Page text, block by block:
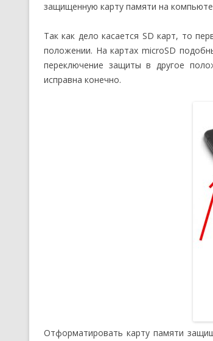
защищенную карту памяти на
Так как дело касается SD карт, то
положении. На картах microSD
переключение защиты в другое
исправна конечно.
Отформатировать карту памяти